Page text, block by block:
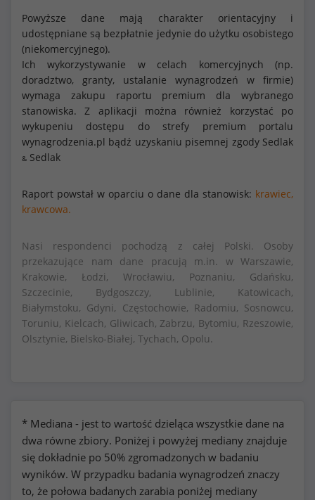
Powyższe dane mają charakter orientacyjny i
udostępniane są bezpłatnie jedynie do użytku osobistego
(niekomercyjnego).
Ich wykorzystywanie w celach komercyjnych (np.
doradztwo, granty, ustalanie wynagrodzeń w firmie)
wymaga zakupu raportu premium dla wybranego
stanowiska. Z aplikacji można również korzystać po
wykupeniu dostępu do strefy premium portalu
wynagrodzenia.pl bądź uzyskaniu pisemnej zgody Sedlak
& Sedlak
Raport powstał w oparciu o dane dla stanowisk: krawiec,
krawcowa.
Nasi respondenci pochodzą z całej Polski. Osoby
przekazujące nam dane pracują m.in. w Warszawie,
Krakowie, Łodzi, Wrocławiu, Poznaniu, Gdańsku,
Szczecinie, Bydgoszczy, Lublinie, Katowicach,
Białymstoku, Gdyni, Częstochowie, Radomiu, Sosnowcu,
Toruniu, Kielcach, Gliwicach, Zabrzu, Bytomiu, Rzeszowie,
Olsztynie, Bielsko-Białej, Tychach, Opolu.
* Mediana - jest to wartość dzieląca wszystkie dane na
dwa równe zbiory. Poniżej i powyżej mediany znajduje
się dokładnie po 50% zgromadzonych w badaniu
wyników. W przypadku badania wynagrodzeń znaczy
to, że połowa badanych zarabia poniżej mediany